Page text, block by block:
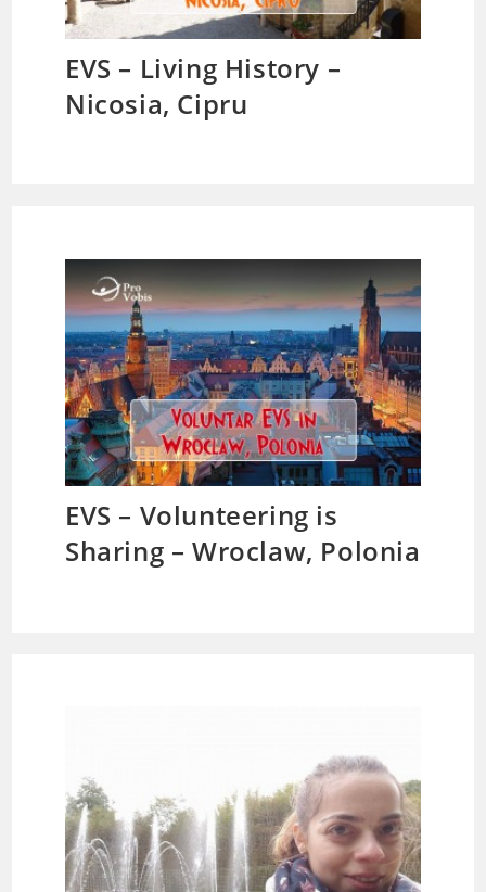
EVS – Living History –
Nicosia, Cipru
EVS – Volunteering is
Sharing – Wroclaw, Polonia